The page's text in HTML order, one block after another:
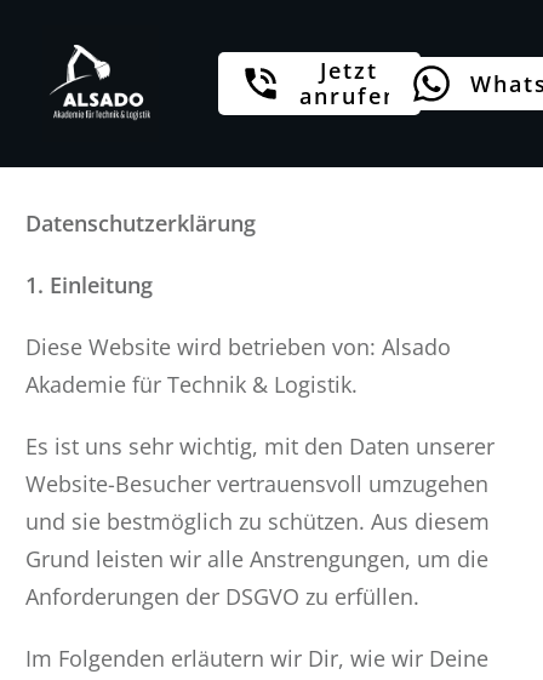
Jetzt
anrufen
Datenschutzerklärung
1. Einleitung
Diese Website wird betrieben von: Alsado
Akademie für Technik & Logistik.
Es ist uns sehr wichtig, mit den Daten unserer
Website-Besucher vertrauensvoll umzugehen
und sie bestmöglich zu schützen. Aus diesem
Grund leisten wir alle Anstrengungen, um die
Anforderungen der DSGVO zu erfüllen.
Im Folgenden erläutern wir Dir, wie wir Deine